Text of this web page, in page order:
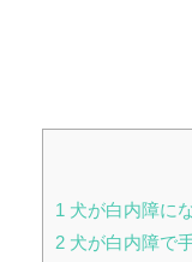
1 犬が白内障に
2犬が白内障で